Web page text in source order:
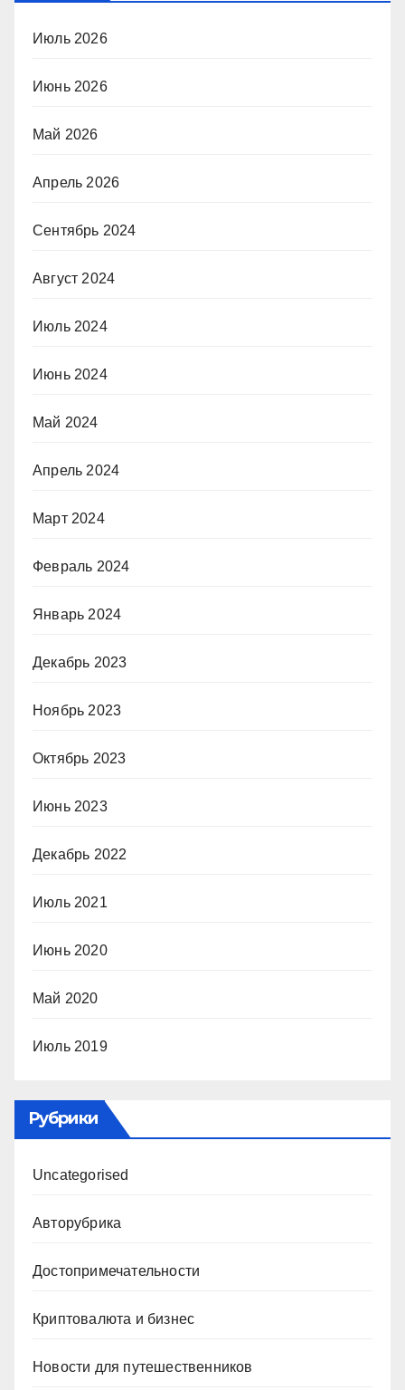
Июль 2026
Июнь 2026
Май 2026
Апрель 2026
Сентябрь 2024
Август 2024
Июль 2024
Июнь 2024
Май 2024
Апрель 2024
Март 2024
Февраль 2024
Январь 2024
Декабрь 2023
Ноябрь 2023
Октябрь 2023
Июнь 2023
Декабрь 2022
Июль 2021
Июнь 2020
Май 2020
Июль 2019
Рубрики
Uncategorised
Авторубрика
Достопримечательности
Криптовалюта и бизнес
Новости для путешественников